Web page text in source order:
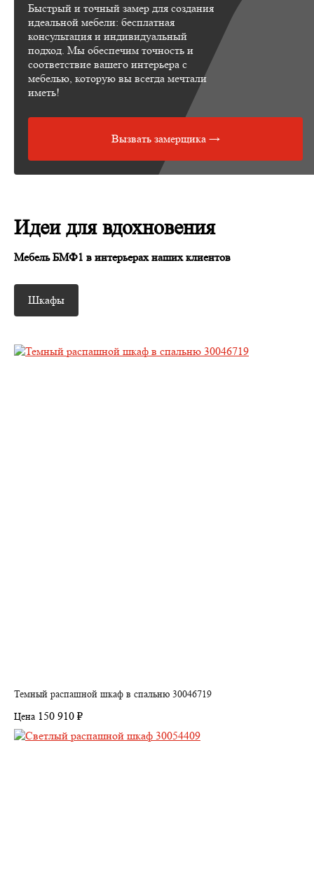
Быстрый и точный замер для создания
идеальной мебели: бесплатная
консультация и индивидуальный
подход. Мы обеспечим точность и
соответствие вашего интерьера с
мебелью, которую вы всегда мечтали
иметь!
Вызвать замерщика →
Идеи для вдохновения
Мебель БМФ1 в интерьерах наших клиентов
Шкафы
Темный распашной шкаф в спальню 30046719
Цена 150 910 ₽